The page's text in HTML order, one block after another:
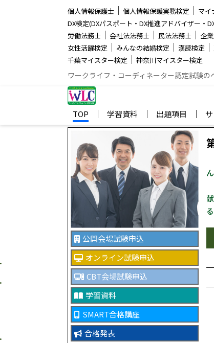
個人情報保護士 │ 個人情報保護実務検定 │ マイ
DX検定(DXパスポート・DX推進アドバイザー・
労働法務士 │ 会社法法務士 │ 民法法務士 │ 企
女性活躍検定 │ みんなの結婚検定 │ 漢読検定 │
千葉マイスター検定 │ 神奈川マイスター検定
ワークライフ・コーディネーター認定試験の
TOP
│ 学習資料 │ 出題項目 │
公開会場試験申込
オンライン試験申込
CBT会場試験申込
学習資料
SMART合格講座
合格発表